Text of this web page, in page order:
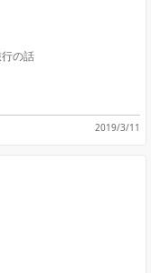
の話
2019/3/11